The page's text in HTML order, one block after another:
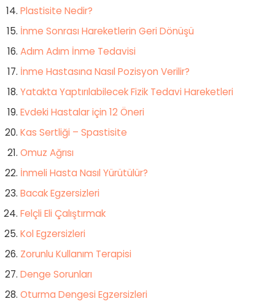
Plastisite Nedir?
İnme Sonrası Hareketlerin Geri Dönüşü
Adım Adım İnme Tedavisi
İnme Hastasına Nasıl Pozisyon Verilir?
Yatakta Yaptırılabilecek Fizik Tedavi Hareketleri
Evdeki Hastalar için 12 Öneri
Kas Sertliği – Spastisite
Omuz Ağrısı
İnmeli Hasta Nasıl Yürütülür?
Bacak Egzersizleri
Felçli Eli Çalıştırmak
Kol Egzersizleri
Zorunlu Kullanım Terapisi
Denge Sorunları
Oturma Dengesi Egzersizleri